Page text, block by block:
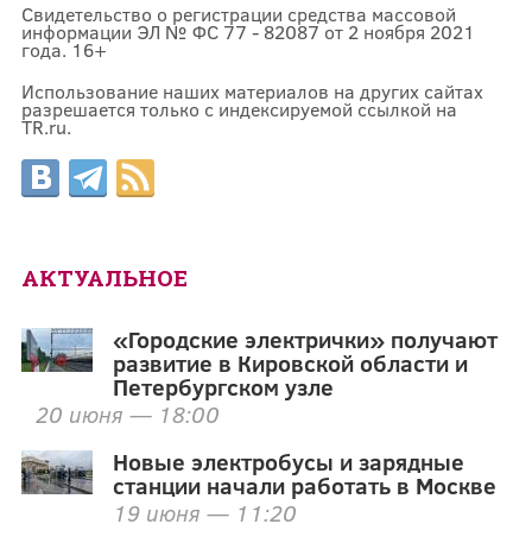
Свидетельство о регистрации средства массовой
информации ЭЛ № ФС 77 - 82087 от 2 ноября 2021
года. 16+
Использование наших материалов на других сайтах
разрешается только с индексируемой ссылкой на
TR.ru.
АКТУАЛЬНОЕ
«Городские электрички» получают
развитие в Кировской области и
Петербургском узле
20 июня — 18:00
Новые электробусы и зарядные
станции начали работать в Москве
19 июня — 11:20